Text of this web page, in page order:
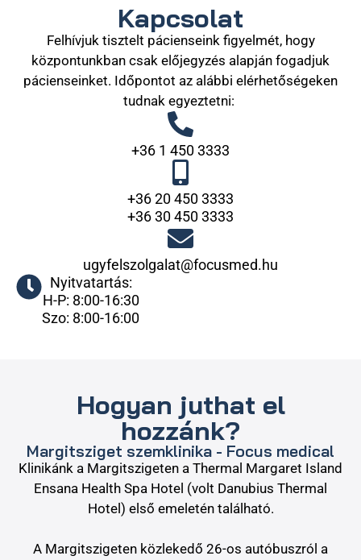
Kapcsolat
Felhívjuk tisztelt pácienseink figyelmét, hogy
központunkban csak előjegyzés alapján fogadjuk
pácienseinket. Időpontot az alábbi elérhetőségeken
tudnak egyeztetni:
+36 1 450 3333
+36 20 450 3333
+36 30 450 3333
ugyfelszolgalat@focusmed.hu
Nyitvatartás:
H-P: 8:00-16:30
Szo: 8:00-16:00
Hogyan juthat el
hozzánk?
Margitsziget szemklinika - Focus medical
Klinikánk a Margitszigeten a Thermal Margaret Island
Ensana Health Spa Hotel (volt Danubius Thermal
Hotel) első emeletén található.
A Margitszigeten közlekedő 26-os autóbuszról a